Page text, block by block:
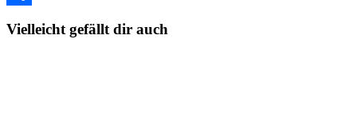
Vielleicht gefällt dir auch